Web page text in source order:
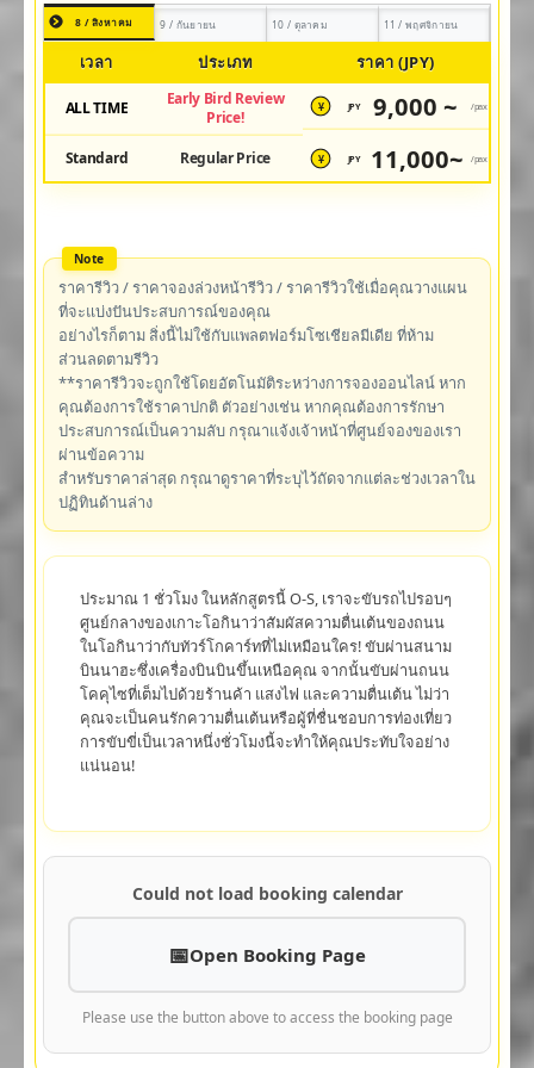
8 / สิงหาคม 9 / กันยายน 10 / ตุลาคม 11 / พฤศจิกายน
เวลา ประเภท ราคา (JPY)
ALL TIME
Early Bird Review
Price!
¥ JPY 9,000 ~ /pax
Standard Regular Price ¥ JPY 11,000~ /pax
ราคารีวิว / ราคาจองล่วงหน้ารีวิว / ราคารีวิวใช้เมื่อคุณวางแผน
ที่จะแบ่งปันประสบการณ์ของคุณ
อย่างไรก็ตาม สิ่งนี้ไม่ใช้กับแพลตฟอร์มโซเชียลมีเดีย ที่ห้าม
ส่วนลดตามรีวิว
**ราคารีวิวจะถูกใช้โดยอัตโนมัติระหว่างการจองออนไลน์ หาก
คุณต้องการใช้ราคาปกติ ตัวอย่างเช่น หากคุณต้องการรักษา
ประสบการณ์เป็นความลับ กรุณาแจ้งเจ้าหน้าที่ศูนย์จองของเรา
ผ่านข้อความ
สำหรับราคาล่าสุด กรุณาดูราคาที่ระบุไว้ถัดจากแต่ละช่วงเวลาใน
ปฏิทินด้านล่าง
ประมาณ 1 ชั่วโมง ในหลักสูตรนี้ O-S, เราจะขับรถไปรอบๆ
ศูนย์กลางของเกาะโอกินาว่าสัมผัสความตื่นเต้นของถนน
ในโอกินาว่ากับทัวร์โกคาร์ทที่ไม่เหมือนใคร! ขับผ่านสนาม
บินนาฮะซึ่งเครื่องบินบินขึ้นเหนือคุณ จากนั้นขับผ่านถนน
โคคุไซที่เต็มไปด้วยร้านค้า แสงไฟ และความตื่นเต้น ไม่ว่า
คุณจะเป็นคนรักความตื่นเต้นหรือผู้ที่ชื่นชอบการท่องเที่ยว
การขับขี่เป็นเวลาหนึ่งชั่วโมงนี้จะทำให้คุณประทับใจอย่าง
แน่นอน!
Could not load booking calendar
Open Booking Page
Please use the button above to access the booking page